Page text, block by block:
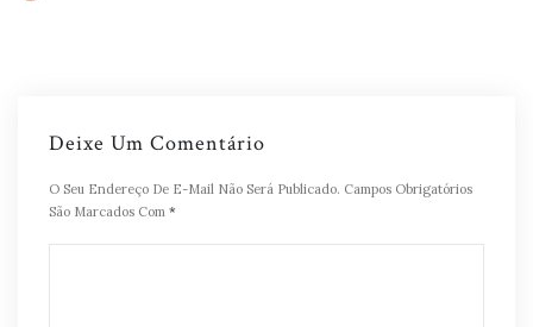
Deixe Um Comentário
O Seu Endereço De E-Mail Não Será Publicado. Campos Obrigatórios
São Marcados Com *